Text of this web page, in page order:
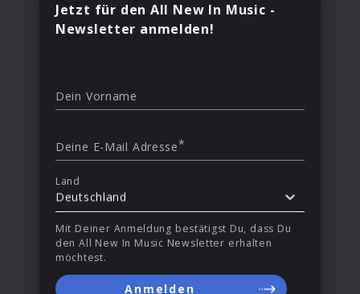
Jetzt für den All New In Music -
Newsletter anmelden!
Dein Vorname
Deine E-Mail Adresse*
Land
Deutschland
Mit Deiner Anmeldung bestätigst Du, dass Du
den All New In Music Newsletter erhalten
möchtest.
Anmelden